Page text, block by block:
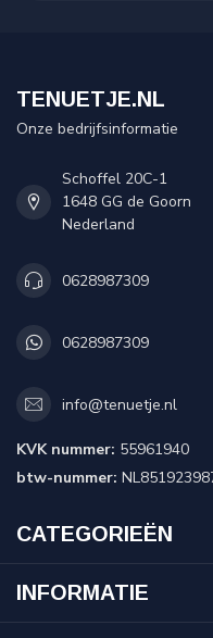
TENUETJE.NL
Onze bedrijfsinformatie
Schoffel 20C-1
1648 GG de Goorn
Nederland
0628987309
0628987309
info@tenuetje.nl
KVK nummer: 55961940
btw-nummer:
CATEGORIEËN
INFORMATIE